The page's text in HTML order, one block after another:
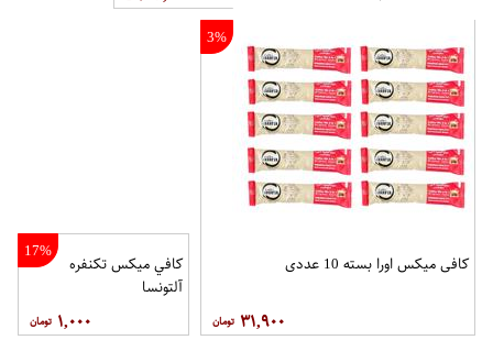
3%
کافی میکس اورا بسته 10 عددی
۳۱,۹۰۰
17%
کافي ميکس تکنفره
آلتونسا
۱,۰۰۰